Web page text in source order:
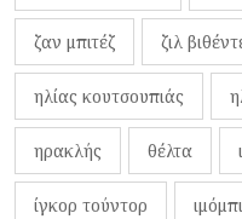
ζαν μπιτέζ ζιλ
ηλίας κουτσουπιάς
ηρακλής θέλτα
ίγκορ τούντορ